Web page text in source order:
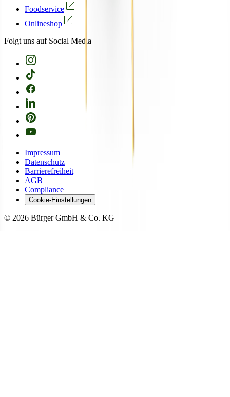
Foodservice
Onlineshop
Folgt uns auf Social Media
Impressum
Datenschutz
Barrierefreiheit
AGB
Compliance
Cookie-Einstellungen
© 2026 Bürger GmbH & Co. KG